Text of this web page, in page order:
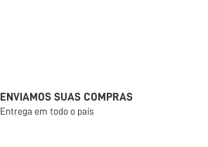
ENVIAMOS SUAS COMPRAS
Entrega em todo o país